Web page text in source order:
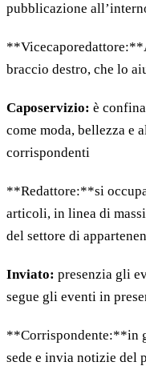
pubblicazione
braccio destro, che lo
Caposervizio: è
come moda, bellezza e
corrispondenti
**Redattore:**si
articoli, in linea di
del settore di
Inviato: presenzia gli
segue gli eventi in
**Corrispondente:**in
sede e invia notizie del